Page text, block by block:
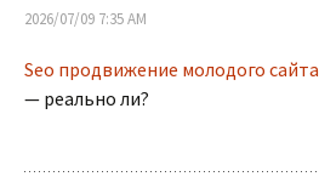
2026/07/09 7:35 AM
Seo продвижение молодого сайта
— реально ли?